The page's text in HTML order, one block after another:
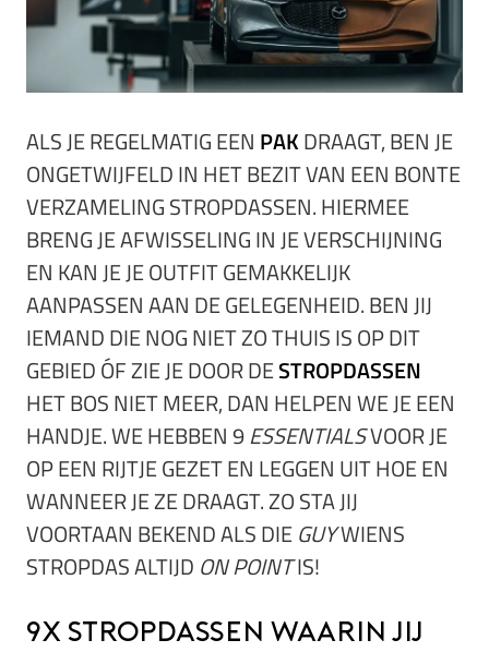
ALS JE REGELMATIG EEN PAKDRAAGT, BEN JE
ONGETWIJFELD IN HET BEZIT VAN EEN BONTE
VERZAMELING STROPDASSEN. HIERMEE
BRENG JE AFWISSELING IN JE VERSCHIJNING
EN KAN JE JE OUTFIT GEMAKKELIJK
AANPASSEN AAN DE GELEGENHEID. BEN JIJ
IEMAND DIE NOG NIET ZO THUIS IS OP DIT
GEBIED ÓF ZIE JE DOOR DESTROPDASSEN
HET BOS NIET MEER, DAN HELPEN WE JE EEN
HANDJE. WE HEBBEN 9ESSENTIALSVOOR JE
OP EEN RIJTJE GEZET EN LEGGEN UIT HOE EN
WANNEER JE ZE DRAAGT. ZO STA JIJ
VOORTAAN BEKEND ALS DIEGUYWIENS
STROPDAS ALTIJD ON POINTIS!
9x stropdassen waarin jij